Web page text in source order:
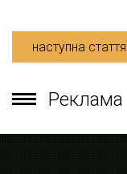
наступна стаття
Реклама